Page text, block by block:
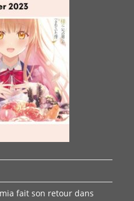
fait son retour dans